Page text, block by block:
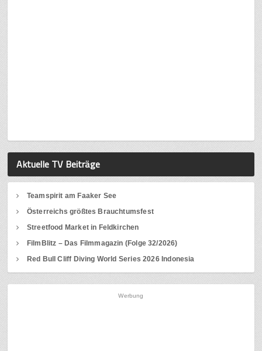
Aktuelle TV Beiträge
Teamspirit am Faaker See
Österreichs größtes Brauchtumsfest
Streetfood Market in Feldkirchen
FilmBlitz – Das Filmmagazin (Folge 32/2026)
Red Bull Cliff Diving World Series 2026 Indonesia
Werbung